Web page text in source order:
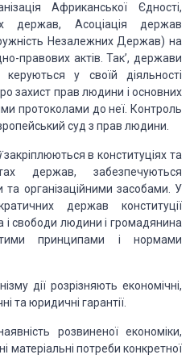
Африканської Єдності,
держав, Асоціація держав
Незалежних Держав) на
правових актів. Так’, держави
керуються у своїй діяль­ності
захист прав людини і основних
протоколами донеї. Контроль
суд з прав людини.
закріплюються в кон­ституціях та
держав, забезпе­чуються
та організаційними засобами. У
держав конституції
і свободи людиниі громадянина
принципами і нормами
дії розрізняють еконо­мічні,
та юридичні гаран­тії.
розвиненої еконо­міки,
матеріальні потребиконкретної